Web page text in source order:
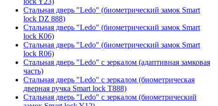
Стальная дверь "Ledo" (биометрический замок Smart
lock DZ 888)
Стальная дверь "Ledo" (биометрический замок Smart
lock К06)
Стальная дверь "Ledo" (биометрический замок Smart
lock R06)
Стальная дверь "Ledo" с зеркалом (адаптивная замковая
часть)
Стальная дверь "Ledo" с зеркалом (биометрическая
дверная ручка Smart lock T888)
Стальная дверь "Ledo" с зеркалом (биометрический